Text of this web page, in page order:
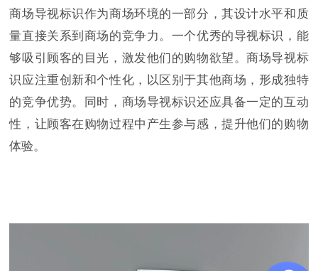
商场导视标识作为商场环境的一部分，其设计水平和质
量直接关系到商场的竞争力。一个优秀的导视标识，能
够吸引顾客的目光，激发他们的购物欲望。商场导视标
识应注重创新和个性化，以区别于其他商场，形成独特
的竞争优势。同时，商场导视标识还应具备一定的互动
性，让顾客在购物过程中产生参与感，提升他们的购物
体验。